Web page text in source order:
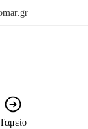
Ταμείο